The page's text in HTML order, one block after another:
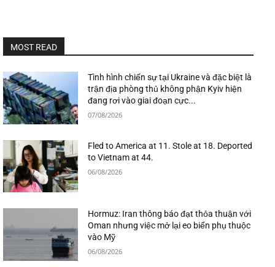
MOST READ
Tình hình chiến sự tại Ukraine và đặc biệt là
trận địa phòng thủ không phận Kyiv hiện
đang rơi vào giai đoạn cực...
07/08/2026
Fled to America at 11. Stole at 18. Deported
to Vietnam at 44.
06/08/2026
Hormuz: Iran thông báo đạt thỏa thuận với
Oman nhưng việc mở lại eo biển phụ thuộc
vào Mỹ
06/08/2026